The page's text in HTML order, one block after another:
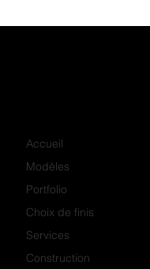
Accueil
Modèles
Portfolio
Choix de finis
Services
Construction